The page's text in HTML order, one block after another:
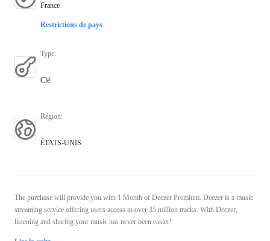
France
Restrictions de pays
Type:
Clé
Région:
ÉTATS-UNIS
The purchase will provide you with 1 Month of Deezer Premium. Deezer is a music
streaming service offering users access to over 35 million tracks. With Deezer,
listening and sharing your music has never been easier!